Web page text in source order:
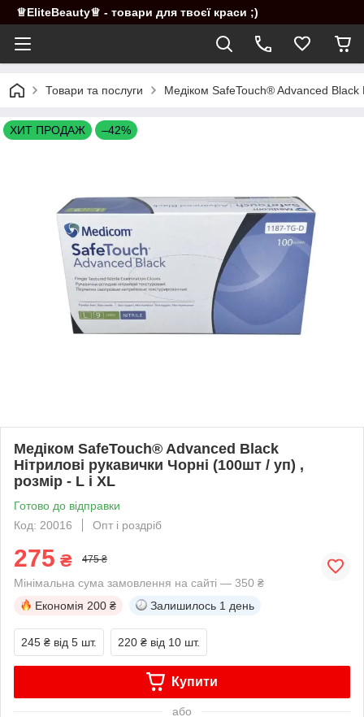
♕EliteBeauty♕ - товари для твоєї краси ;)
Товари та послуги Медіком SafeTouch® Advanced Black
ХИТ ПРОДАЖ –42%
Медіком SafeTouch® Advanced Black
Нітрилові рукавички Чорні (100шт / уп) ,
розмір - L і XL
Готово до відправки
Код: 20016
Опт і роздріб
275 ₴ 475 ₴
Мінімальна сума замовлення на сайті — 350 ₴
Економія 200 ₴ Залишилось 1 день
245 ₴ від 5 шт. 220 ₴ від 10 шт.
Купити
або